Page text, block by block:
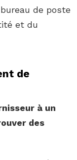
de poste
et du
de
à un
des